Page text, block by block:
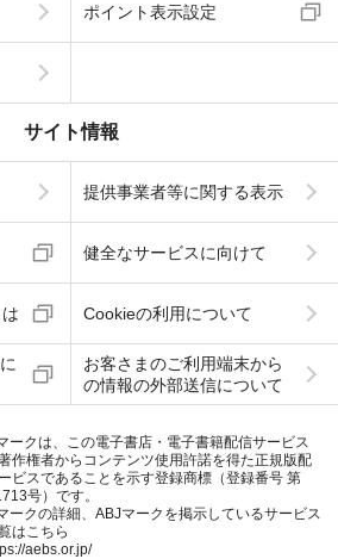
ポイント表示設定
サイト情報
提供事業者等に関する表示
健全なサービスに向けて
Cookieの利用について
お客さまのご利用端末から
の情報の外部送信について
ークは、この電子書店・電子書籍配信サービス
作権者からコンテンツ使用許諾を得た正規版配
ビスであることを示す登録商標（登録番号 第
号）です。
ークの詳細、ABJマークを掲示しているサービス
はこちら
aebs.or.jp/